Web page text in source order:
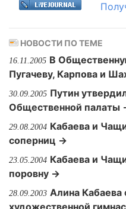
НОВОСТИ ПО ТЕМЕ
16.11.2005 В
Пугачеву, Карпова и
30.09.2005 Путин
Общественной палаты
29.08.2004 Кабаева и
соперниц →
23.05.2004 Кабаева и
поровну →
28.09.2003 Алина Кабаева
художественной